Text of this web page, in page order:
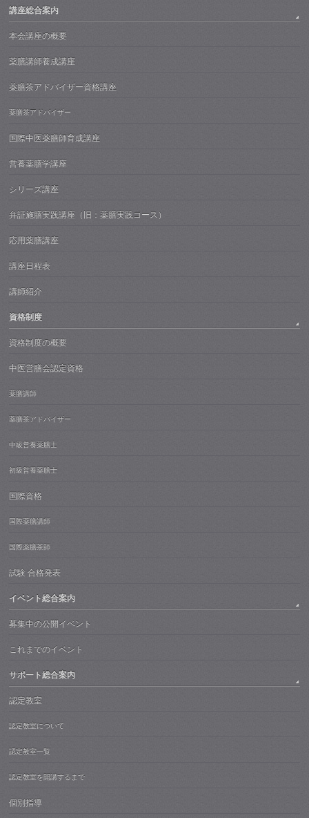
講座総合案内
本会講座の概要
薬膳講師養成講座
薬膳茶アドバイザー資格講座
薬膳茶アドバイザー
国際中医薬膳師育成講座
営養薬膳学講座
シリーズ講座
弁証施膳実践講座（旧：薬膳実践コース）
応用薬膳講座
講座日程表
講師紹介
資格制度
資格制度の概要
中医営膳会認定資格
薬膳講師
薬膳茶アドバイザー
中級営養薬膳士
初級営養薬膳士
国際資格
国際薬膳講師
国際薬膳茶師
試験 合格発表
イベント総合案内
募集中の公開イベント
これまでのイベント
サポート総合案内
認定教室
認定教室について
認定教室一覧
認定教室を開講するまで
個別指導